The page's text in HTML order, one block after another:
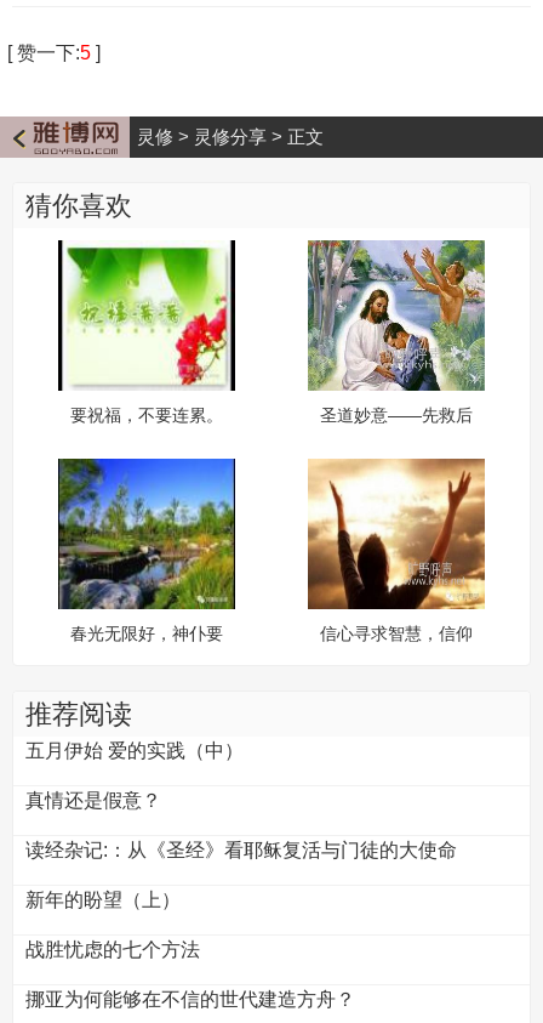
[赞一下:5 ]
灵修 > 灵修分享 > 正文
猜你喜欢
要祝福，不要连累。
圣道妙意——先救后
春光无限好，神仆要
信心寻求智慧，信仰
推荐阅读
五月伊始 爱的实践（中）
真情还是假意？
读经杂记:：从《圣经》看耶稣复活与门徒的大使命
新年的盼望（上）
战胜忧虑的七个方法
挪亚为何能够在不信的世代建造方舟？